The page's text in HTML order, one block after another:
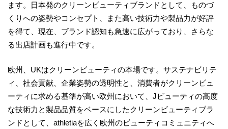
ます。日本発のクリーンビューティブランドとして、ものづ
くりへの姿勢やコンセプト、また高い技術力や製品力が好評
を得て、現在、ブランド認知も急速に広がっており、さらな
る出店計画も進行中です。
欧州、UKはクリーンビューティの本場です。サステナビリテ
ィ、社会貢献、企業姿勢の透明性と、消費者がクリーンビュ
ーティに求める基準が高い欧州において、Jビューティの高度
な技術力と製品品質をベースにしたクリーンビューティブラ
ンドとして、athletiaを広く欧州のビューティコミュニティへ